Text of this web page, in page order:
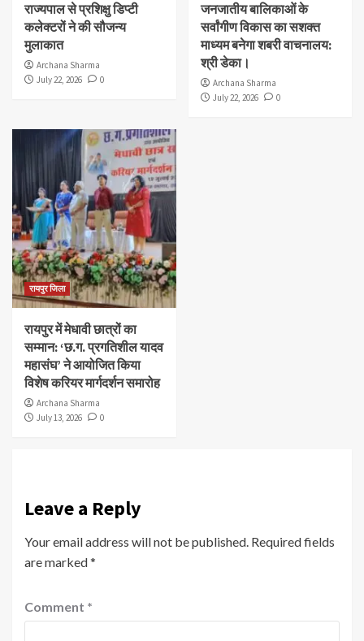
राज्यपाल से प्रशिक्षु डिप्टी
कलेक्टरों ने की सौजन्य
मुलाकात
Archana Sharma
July 22, 2026
0
जनजातीय बालिकाओं के
सर्वांगीण विकास का सशक्त
माध्यम बनेगा शबरी वाचनालय:
श्री डेका।
Archana Sharma
July 22, 2026
0
रायपुर जिला
रायपुर में मेधावी छात्रों का
सम्मान: ‘छ.ग. प्रगतिशील यादव
महासंघ’ ने आयोजित किया
विशेष करियर मार्गदर्शन समारोह
Archana Sharma
July 13, 2026
0
Leave a Reply
Your email address will not be published. Required fields
are marked*
Comment *